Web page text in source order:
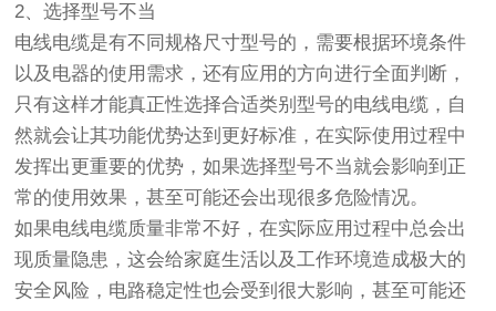
2、选择型号不当
电线电缆是有不同规格尺寸型号的，需要根据环境条件
以及电器的使用需求，还有应用的方向进行全面判断，
只有这样才能真正性选择合适类别型号的电线电缆，自
然就会让其功能优势达到更好标准，在实际使用过程中
发挥出更重要的优势，如果选择型号不当就会影响到正
常的使用效果，甚至可能还会出现很多危险情况。
如果电线电缆质量非常不好，在实际应用过程中总会出
现质量隐患，这会给家庭生活以及工作环境造成极大的
安全风险，电路稳定性也会受到很大影响，甚至可能还